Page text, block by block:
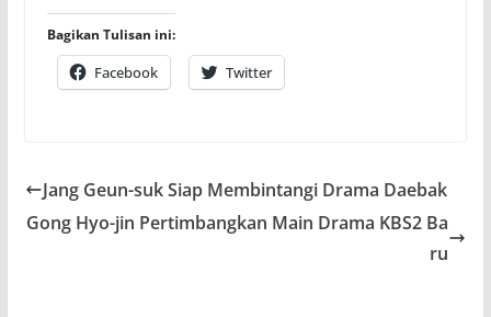
Bagikan Tulisan ini:
Facebook Twitter
Jang Geun-suk Siap Membintangi Drama Daebak
Gong Hyo-jin Pertimbangkan Main Drama KBS2 Ba
ru